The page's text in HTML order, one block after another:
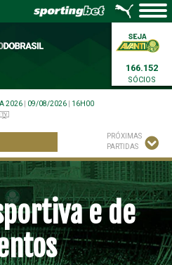
166.152
SÓCIOS
A 2026 09/08/2026
16H00
PRÓXIMAS
PARTIDAS
e de